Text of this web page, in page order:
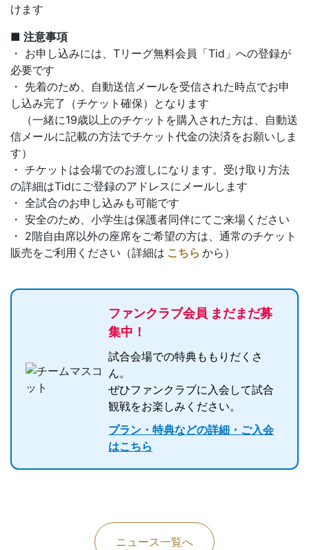
けます
■ 注意事項
・ お申し込みには、Tリーグ無料会員「Tid」への登録が
必要です
・ 先着のため、自動送信メールを受信された時点でお申
し込み完了（チケット確保）となります
（一緒に19歳以上のチケットを購入された方は、自動送
信メールに記載の方法でチケット代金の決済をお願いしま
す）
・ チケットは会場でのお渡しになります。受け取り方法
の詳細はTidにご登録のアドレスにメールします
・ 全試合のお申し込みも可能です
・ 安全のため、小学生は保護者同伴にてご来場ください
・ 2階自由席以外の座席をご希望の方は、通常のチケット
販売をご利用ください（詳細は こちら から）
ファンクラブ会員 まだまだ募
集中！
試合会場での特典ももりだくさ
ん。
ぜひファンクラブに入会して試合
観戦をお楽しみください。
プラン・特典などの詳細・ご入会
はこちら
ニュース一覧へ